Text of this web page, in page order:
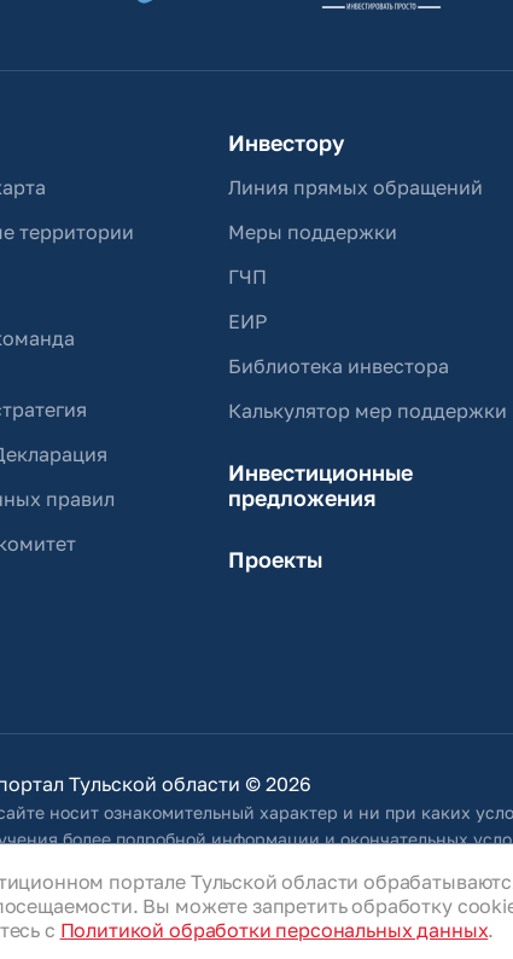
территории
правил
Инвестору
Линия прямых обращений
Меры поддержки
ГЧП
ЕИР
Библиотека инвестора
Калькулятор мер поддержки
Инвестиционные
предложения
Проекты
Тульской области © 2026
носит ознакомительный характер и ни при каких
более подробной информации и окончательных
на сайте, Общество оставляет за собой право в любое
обновлять информацию, размещенную во всех разделах
портале Тульской области
Вы можете запретить обработку
с Политикой обработки персональных данных.